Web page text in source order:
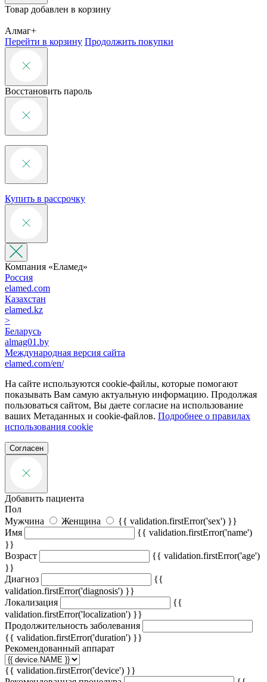
Товар добавлен в корзину
Алмаг+
Перейти в корзину Продолжить покупки
Восстановить пароль
Купить в рассрочку
Компания «‎Еламед»
Россия
elamed.com
Казахстан
elamed.kz
>
Беларусь
almag01.by
Международная версия сайта
elamed.com/en/
На сайте используются cookie-файлы, которые помогают
показывать Вам самую актуальную информацию. Продолжая
пользоваться сайтом, Вы даете согласие на использование
ваших Метаданных и cookie-файлов. Подробнее о правилах
использования cookie
Согласен
Добавить пациента
Пол
Мужчина
Женщина
{{ validation.firstError('sex') }}
Имя
{{ validation.firstError('name')
}}
Возраст
{{ validation.firstError('age')
}}
Диагноз
{{
validation.firstError('diagnosis') }}
Локализация
{{
validation.firstError('localization') }}
Продолжительность заболевания
{{ validation.firstError('duration') }}
Рекомендованный аппарат
{{ validation.firstError('device') }}